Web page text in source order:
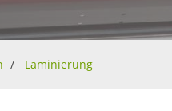
Laminierung